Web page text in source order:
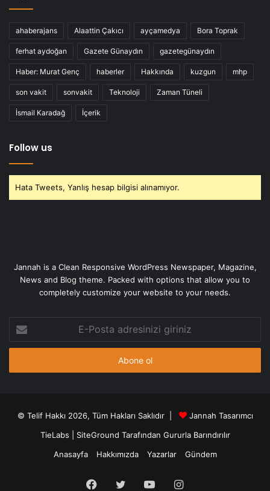
ahaberajans Alaattin Çakıcı ayçamedya Bora Toprak
ferhat aydoğan Gazete Günaydın gazetegünaydın
Haber: Murat Genç haberler Hakkında kuzgun mhp
son vakit sonvakit Teknoloji Zaman Tüneli
İsmail Karadağ İçerik
Follow us
Hata Tweets, Yanlış hesap bilgisi alınamıyor.
Jannah is a Clean Responsive WordPress Newspaper, Magazine,
News and Blog theme. Packed with options that allow you to
completely customize your website to your needs.
Posta
adresinizi
© Telif Hakkı 2026, Tüm Hakları Saklıdır |
Jannah Tasarımcı
TieLabs
SiteGround Tarafından Gururla Barındırılır
Anasayfa
Hakkımızda Yazarlar Gündem
Facebook
Twitter YouTubeInstagram